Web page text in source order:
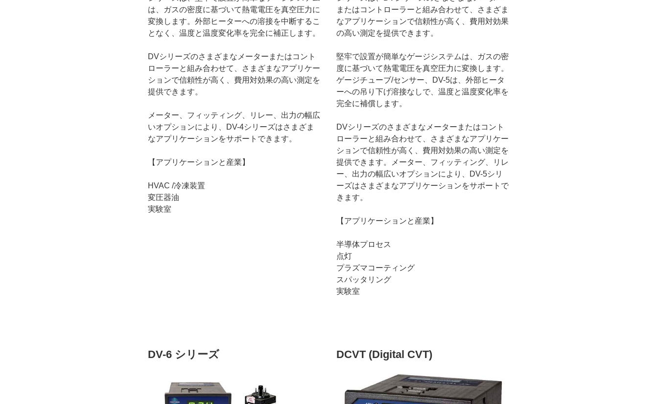
は、ガスの密度に基づいて熱電電圧を真空圧力に
変換します。外部ヒーターへの溶接を中断するこ
となく、温度と温度変化率を完全に補正します。
DVシリーズのさまざまなメーターまたはコント
ローラーと組み合わせて、さまざまなアプリケー
ションで信頼性が高く、費用対効果の高い測定を
提供できます。
メーター、フィッティング、リレー、出力の幅広
いオプションにより、DV-4シリーズはさまざま
なアプリケーションをサポートできます。
【アプリケーションと産業】
HVAC /冷凍装置
変圧器油
実験室
またはコントローラーと組み合わせて、さまざま
なアプリケーションで信頼性が高く、費用対効果
の高い測定を提供できます。
堅牢で設置が簡単なゲージシステムは、ガスの密
度に基づいて熱電電圧を真空圧力に変換します。
ゲージチューブ/センサー、DV-5は、外部ヒータ
ーへの吊り下げ溶接なしで、温度と温度変化率を
完全に補償します。
DVシリーズのさまざまなメーターまたはコント
ローラーと組み合わせて、さまざまなアプリケー
ションで信頼性が高く、費用対効果の高い測定を
提供できます。メーター、フィッティング、リレ
ー、出力の幅広いオプションにより、DV-5シリ
ーズはさまざまなアプリケーションをサポートで
きます。
【アプリケーションと産業】
半導体プロセス
点灯
プラズマコーティング
スパッタリング
実験室
DV-6 シリーズ DCVT (Digital CVT)